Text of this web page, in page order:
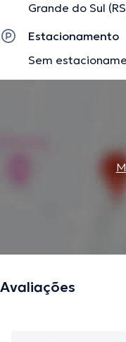
Grande do Sul
Estacionamento
Sem
Avaliações